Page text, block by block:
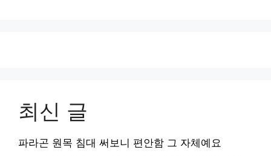
최신 글
파라곤 원목 침대 써보니 편안함 그 자체예요